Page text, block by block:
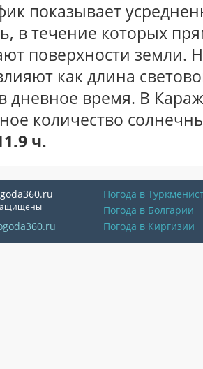
показывает
в течение которых
поверхности земли.
как длина
дневное время. В
количество
ч.
Погода в
Погода в Болгарии
Погода в Киргизии